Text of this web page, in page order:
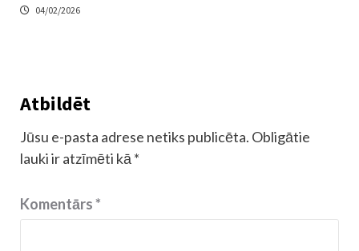
04/02/2026
Atbildēt
Jūsu e-pasta adrese netiks publicēta. Obligātie
lauki ir atzīmēti kā *
Komentārs*